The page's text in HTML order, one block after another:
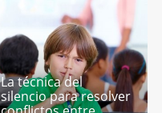
La técnica del
silencio para resolver